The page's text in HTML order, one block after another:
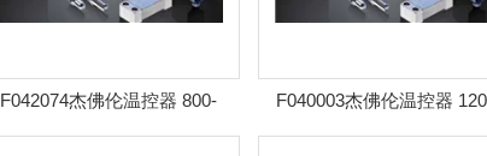
F042074杰佛伦温控器 800-
RRRR-07000-000
F040003杰佛伦温控器
RRD0-00-2-0